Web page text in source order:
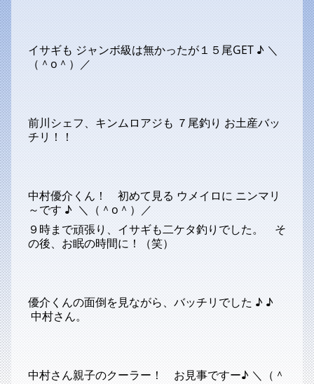
イサギも ジャンボ級は無かったが１５尾GET ♪ ＼
（＾o＾）／
前川シェフ、キンムロアジも ７尾釣り お土産バッ
チリ！！
中村優介くん！ 初めて見る ウメイロに ニンマリ
～です ♪ ＼（＾o＾）／
９時まで頑張り、イサギも二ケタ釣りでした。 そ
の後、お眠の時間に！（笑）
優介くんの面倒を見ながら、バッチリでした ♪ ♪
中村さん。
中村さん親子のクーラー！ お見事ですー♪ ＼（＾